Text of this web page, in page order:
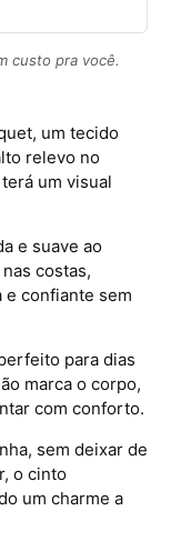
custo pra você.
um tecido
relevo no
um visual
e suave ao
costas,
e confiante sem
para dias
marca o corpo,
com conforto.
sem deixar de
o cinto
um charme a